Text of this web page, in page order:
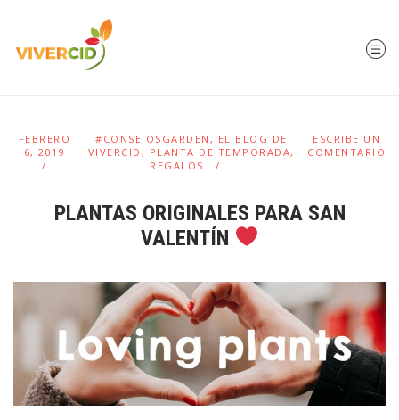
FEBRERO
6, 2019
#CONSEJOSGARDEN , EL BLOG DE
VIVERCID , PLANTA DE TEMPORADA,
REGALOS
ESCRIBE UN
COMENTARIO
PLANTAS ORIGINALES PARA SAN
VALENTÍN